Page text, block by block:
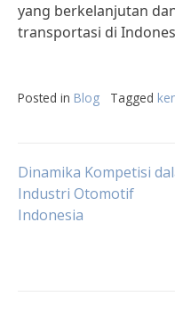
yang berkelanjutan
transportasi di
Posted in Blog Tagged
Post
navigation
Dinamika Kompetisi
Industri Otomotif
Indonesia